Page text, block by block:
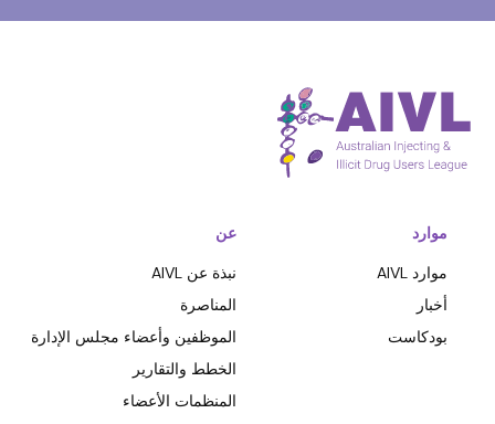
موارد
موارد AIVL
أخبار
بودكاست
عن
نبذة عن AIVL
المناصرة
الموظفين وأعضاء مجلس الإدارة
الخطط والتقارير
المنظمات الأعضاء